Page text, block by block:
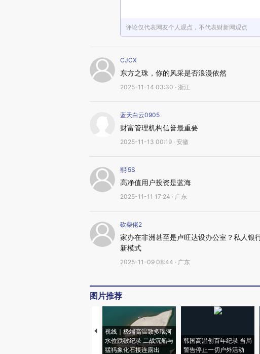
评论仅代表网友个人观点，不代表财新网观点
CJCX
东方之珠，你的风采是否浪漫依然
2025-11-14 03:30 · 浙江
蓝天白云0905
财富管理机构信誉最重要
2025-11-13 00:19 · 安徽
熙i5S
高净值用户投资是蓝海
2025-11-11 17:24 · 广东
砍柴佬2
家办在非洲甚至是卢旺达设办公室？私人银
新模式
2025-11-09 08:44 · 广东
图片推荐
视线｜极端高温致多瑙河
水位跌破纪录 二战沉船与
猛犸象化石接连露出
韩国高温创百年纪录 当局
警告停止一切户外活动